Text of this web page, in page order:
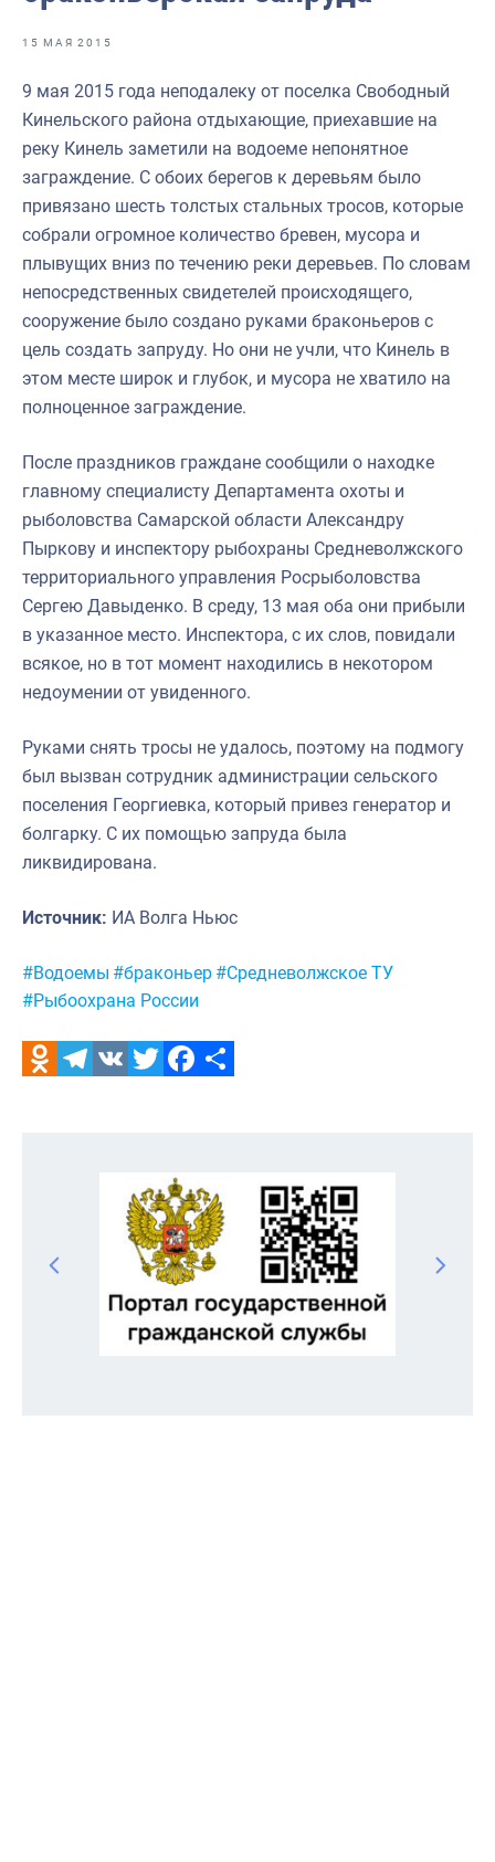
Отраслевые СМИ
Научно-практическая литература
Рыбоохрана России
Отрасль в цифрах
Большая африканская экспедиция
События в России и мире
15 МАЯ 2015
9 мая 2015 года неподалеку от поселка Свободный
Кинельского района отдыхающие, приехавшие на
реку Кинель заметили на водоеме непонятное
заграждение. С обоих берегов к деревьям было
привязано шесть толстых стальных тросов, которые
собрали огромное количество бревен, мусора и
плывущих вниз по течению реки деревьев. По словам
непосредственных свидетелей происходящего,
сооружение было создано руками браконьеров с
цель создать запруду. Но они не учли, что Кинель в
этом месте широк и глубок, и мусора не хватило на
полноценное заграждение.
После праздников граждане сообщили о находке
главному специалисту Департамента охоты и
рыболовства Самарской области Александру
Пыркову и инспектору рыбохраны Средневолжского
территориального управления Росрыболовства
Сергею Давыденко. В среду, 13 мая оба они прибыли
в указанное место. Инспектора, с их слов, повидали
всякое, но в тот момент находились в некотором
недоумении от увиденного.
Руками снять тросы не удалось, поэтому на подмогу
был вызван сотрудник администрации сельского
поселения Георгиевка, который привез генератор и
болгарку. С их помощью запруда была
ликвидирована.
Источник: ИА Волга Ньюс
Метки:
#Водоемы #браконьер #Средневолжское ТУ
#Рыбоохрана России